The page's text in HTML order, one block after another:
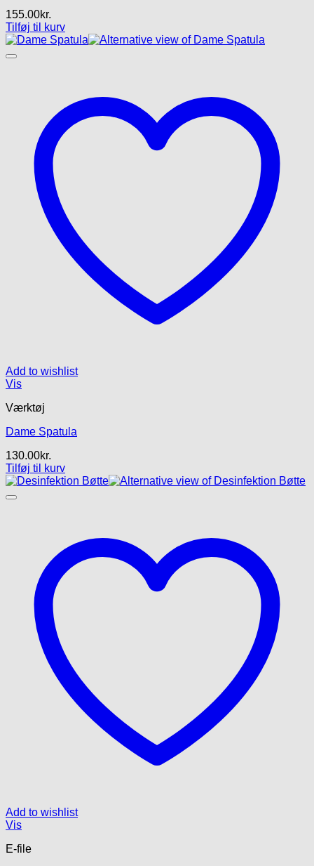
155.00kr.
Tilføj til kurv
Add to wishlist
Vis
Værktøj
Dame Spatula
130.00kr.
Tilføj til kurv
Add to wishlist
Vis
E-file